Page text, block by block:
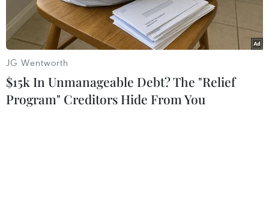
JG Wentworth
$15k In Unmanageable Debt? The "Relief
Program" Creditors Hide From You